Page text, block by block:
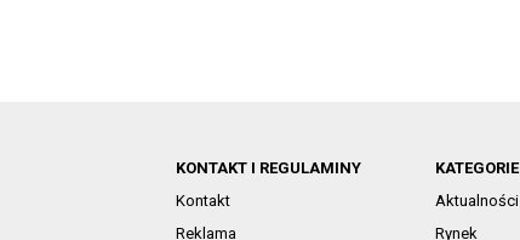
KONTAKT I REGULAMINY
Kontakt
Reklama
KATEGORIE
Aktualności
Rynek